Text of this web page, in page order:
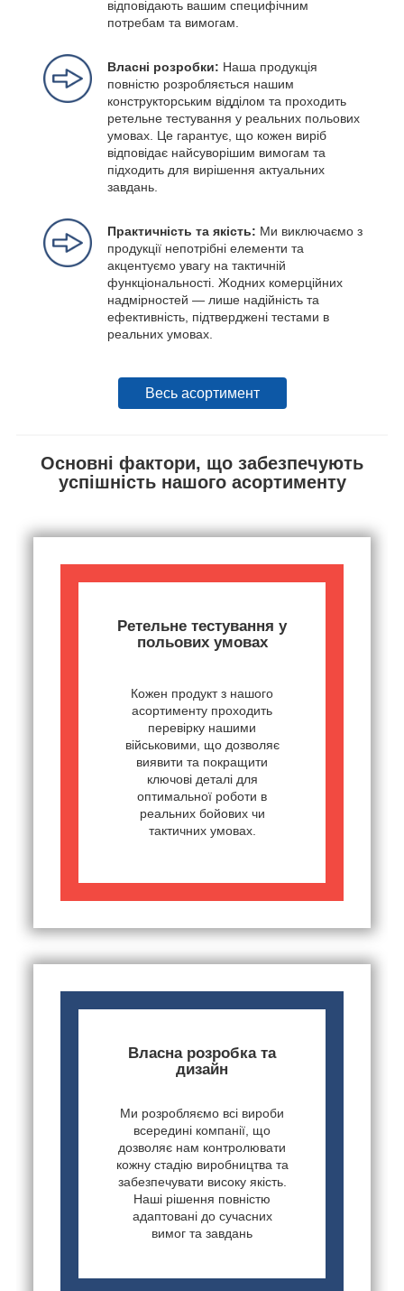
відповідають вашим специфічним
потребам та вимогам.
Власні розробки: Наша продукція
повністю розробляється нашим
конструкторським відділом та проходить
ретельне тестування у реальних польових
умовах. Це гарантує, що кожен виріб
відповідає найсуворішим вимогам та
підходить для вирішення актуальних
завдань.
Практичність та якість: Ми виключаємо з
продукції непотрібні елементи та
акцентуємо увагу на тактичній
функціональності. Жодних комерційних
надмірностей — лише надійність та
ефективність, підтверджені тестами в
реальних умовах.
Весь асортимент
Основні фактори, що забезпечують
успішність нашого асортименту
Ретельне тестування у
польових умовах
Кожен продукт з нашого
асортименту проходить
перевірку нашими
військовими, що дозволяє
виявити та покращити
ключові деталі для
оптимальної роботи в
реальних бойових чи
тактичних умовах.
Власна розробка та
дизайн
Ми розробляємо всі вироби
всередині компанії, що
дозволяє нам контролювати
кожну стадію виробництва та
забезпечувати високу якість.
Наші рішення повністю
адаптовані до сучасних
вимог та завдань